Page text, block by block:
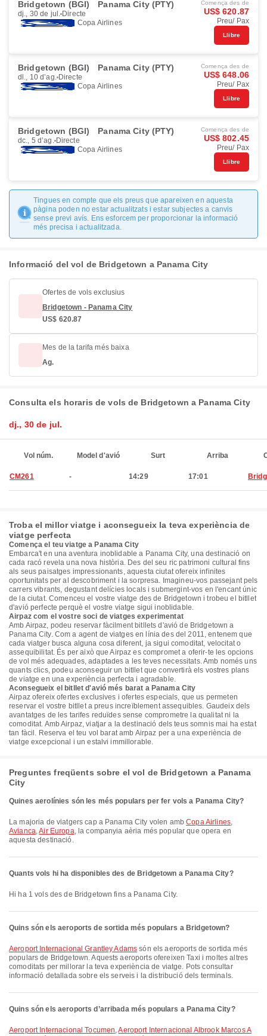
Bridgetown (BGI) Panama City (PTY)
dj., 30 de jul. Directe
Copa Airlines
Comença des de
US$ 620.87
Preu/ Pax
Llibre
Bridgetown (BGI) Panama City (PTY)
dl., 10 d’ag. Directe
Copa Airlines
Comença des de
US$ 648.06
Preu/ Pax
Llibre
Bridgetown (BGI) Panama City (PTY)
dc., 5 d’ag. Directe
Copa Airlines
Comença des de
US$ 802.45
Preu/ Pax
Llibre
Tingues en compte que els preus que apareixen en aquesta
pàgina poden no estar actualitzats i estar subjectes a canvis
sense previ avís. Ens esforcem per proporcionar la informació
més precisa i actualitzada.
Informació del vol de Bridgetown a Panama City
Ofertes de vols exclusius
Bridgetown - Panama City
US$ 620.87
Mes de la tarifa més baixa
Ag.
Consulta els horaris de vols de Bridgetown a Panama City
dj., 30 de jul.
Vol núm. Model d'avió Surt Arriba
CM261 - 14:29 17:01
Troba el millor viatge i aconsegueix la teva experiència de
viatge perfecta
Comença el teu viatge a Panama City
Embarca't en una aventura inoblidable a Panama City, una destinació on
cada racó revela una nova història. Des del seu ric patrimoni cultural fins
als seus paisatges impressionants, aquesta ciutat ofereix infinites
oportunitats per al descobriment i la sorpresa. Imagineu-vos passejant pels
carrers vibrants, degustant delícies locals i submergint-vos en l'encant únic
de la ciutat. Comenceu el vostre viatge des de Bridgetown i trobeu el bitllet
d'avió perfecte perquè el vostre viatge sigui inoblidable.
Airpaz com el vostre soci de viatges experimentat
Amb Airpaz, podeu reservar fàcilment bitllets d'avió de Bridgetown a
Panama City. Com a agent de viatges en línia des del 2011, entenem que
cada viatger busca alguna cosa diferent, ja sigui comoditat, velocitat o
assequibilitat. És per això que Airpaz es compromet a oferir-te les opcions
de vol més adequades, adaptades a les teves necessitats. Amb només uns
quants clics, podeu aconseguir un bitllet que convertirà els vostres plans
de viatge en una experiència perfecta i agradable.
Aconsegueix el bitllet d'avió més barat a Panama City
Airpaz ofereix ofertes exclusives i ofertes especials, que us permeten
reservar el vostre bitllet a preus increïblement assequibles. Gaudeix dels
avantatges de les tarifes reduïdes sense comprometre la qualitat ni la
comoditat. Amb Airpaz, viatjar a la destinació dels teus somnis mai ha estat
tan fàcil. Reserva el teu vol barat amb Airpaz per a una experiència de
viatge excepcional i un estalvi immillorable.
Preguntes freqüents sobre el vol de Bridgetown a Panama
City
Quines aerolínies són les més populars per fer vols a Panama City?
La majoria de viatgers cap a Panama City volen ambCopa Airlines,
Avianca,Air Europa, la companyia aèria més popular que opera en
aquesta destinació.
Quants vols hi ha disponibles des de Bridgetown a Panama City?
Hi ha 1 vols des de Bridgetown fins a Panama City.
Quins són els aeroports de sortida més populars a Bridgetown?
Aeroport Internacional Grantley Adams són els aeroports de sortida més
populars de Bridgetown. Aquests aeroports ofereixen Taxi i moltes altres
comoditats per millorar la teva experiència de viatge. Pots consultar
informació detallada sobre els serveis i la distribució dels terminals.
Quins són els aeroports d’arribada més populars a Panama City?
Aeroport Internacional Tocumen,Aeroport Internacional Albrook Marcos A